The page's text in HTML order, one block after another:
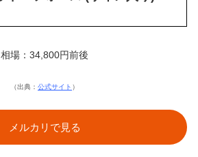
相場：34,800円前後
（出典： 公式サイト ）
メルカリで見る